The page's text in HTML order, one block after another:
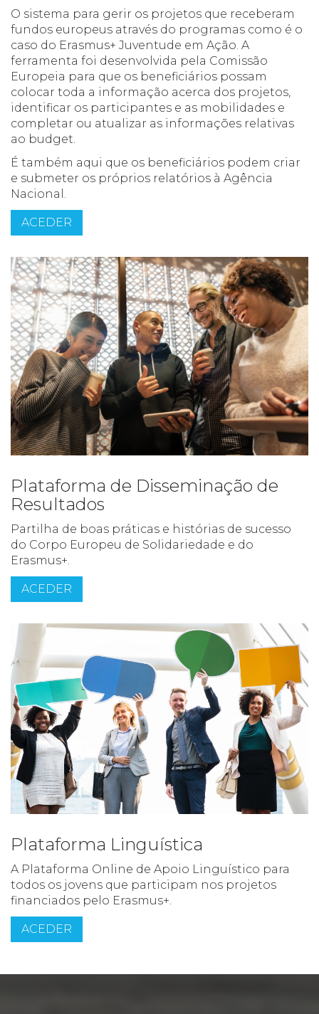
O sistema para gerir os projetos que receberam
fundos europeus através do programas como é o
caso do Erasmus+ Juventude em Ação. A
ferramenta foi desenvolvida pela Comissão
Europeia para que os beneficiários possam
colocar toda a informação acerca dos projetos,
identificar os participantes e as mobilidades e
completar ou atualizar as informações relativas
ao budget.
É também aqui que os beneficiários podem criar
e submeter os próprios relatórios à Agência
Nacional.
ACEDER
Plataforma de Disseminação de
Resultados
Partilha de boas práticas e histórias de sucesso
do Corpo Europeu de Solidariedade e do
Erasmus+.
ACEDER
Plataforma Linguística
A Plataforma Online de Apoio Linguístico para
todos os jovens que participam nos projetos
financiados pelo Erasmus+.
ACEDER